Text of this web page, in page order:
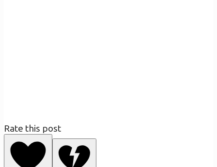
Rate this post